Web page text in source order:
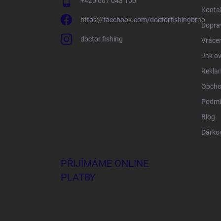
https://facebook.com/doctorfishingbrno
doctor.fishing
Jak
Blog
PŘIJÍMÁME ONLINE
PLATBY